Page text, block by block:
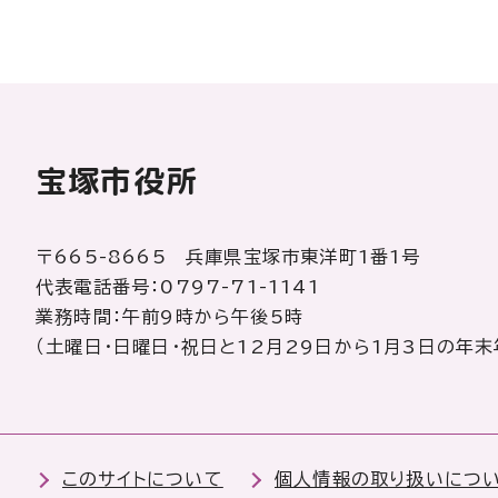
宝塚市役所
〒665-8665 兵庫県宝塚市東洋町1番1号
代表電話番号：0797-71-1141
業務時間：午前9時から午後5時
（土曜日・日曜日・祝日と12月29日から1月3日の年末
このサイトについて 個人情報の取り扱いにつ